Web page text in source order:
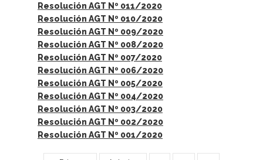
Resolución AGT Nº 011/2020
Resolución AGT Nº 010/2020
Resolución AGT Nº 009/2020
Resolución AGT Nº 008/2020
Resolución AGT Nº 007/2020
Resolución AGT Nº 006/2020
Resolución AGT Nº 005/2020
Resolución AGT Nº 004/2020
Resolución AGT Nº 003/2020
Resolución AGT Nº 002/2020
Resolución AGT Nº 001/2020